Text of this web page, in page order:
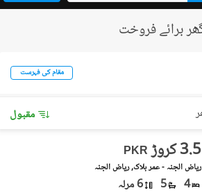
مقام کی فہرست
مقبول
PKR 3.5 کروڑ
ریاض الجنہ - عمر بلاک, ریاض الجنہ
4
5 6 مرلہ